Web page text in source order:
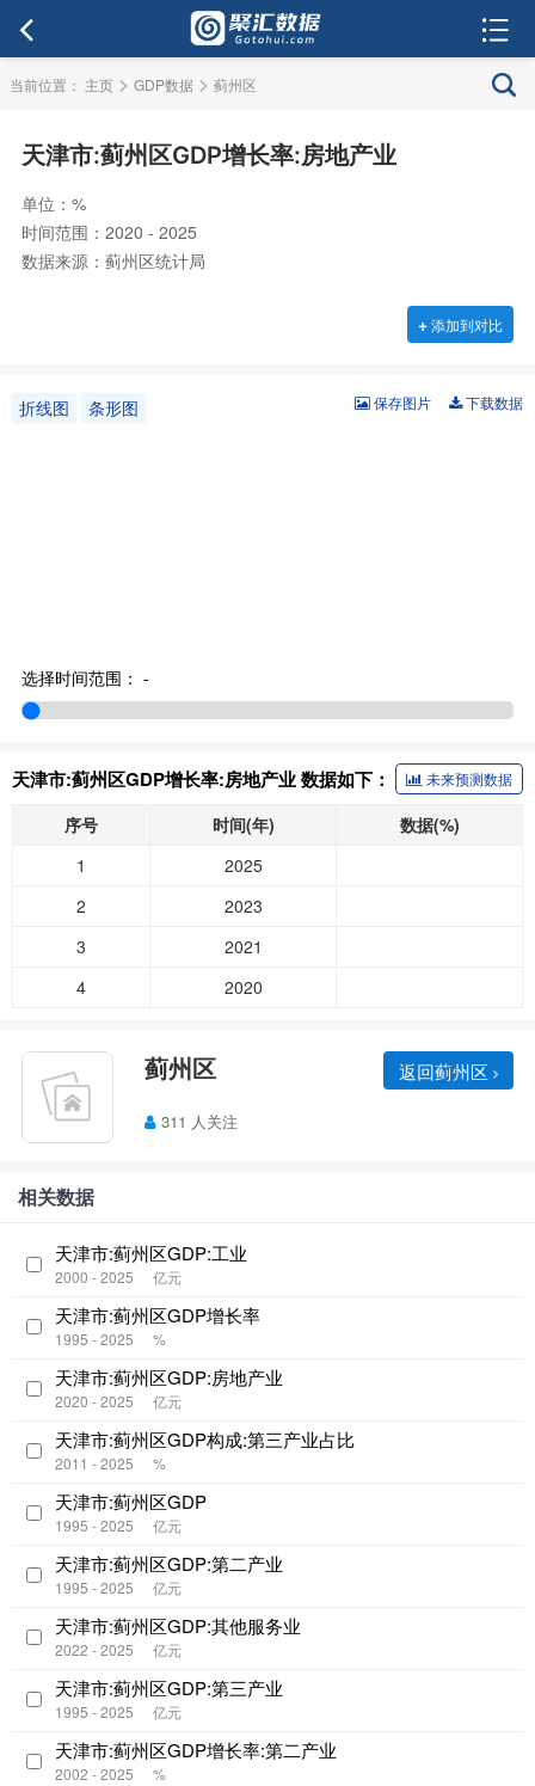
当前位置： 主页 > GDP数据 > 蓟州区
天津市:蓟州区GDP增长率:房地产业
单位：%
时间范围：2020 - 2025
数据来源：蓟州区统计局
+添加到对比
折线图 条形图 下载数据
保存图片
选择时间范围： -
天津市:蓟州区GDP增长率:房地产业 数据如下： 未来预测数据
序号 时间(年)
数据(%)
1
2025
2
2023
3
2021
4
2020
蓟州区 返回蓟州区
311 人关注
相关数据
天津市:蓟州区GDP:工业
2000 - 2025 亿元
天津市:蓟州区GDP增长率
1995 - 2025 %
天津市:蓟州区GDP:房地产业
2020 - 2025 亿元
天津市:蓟州区GDP构成:第三产业占比
2011 - 2025 %
天津市:蓟州区GDP
1995 - 2025 亿元
天津市:蓟州区GDP:第二产业
1995 - 2025 亿元
天津市:蓟州区GDP:其他服务业
2022 - 2025 亿元
天津市:蓟州区GDP:第三产业
1995 - 2025 亿元
天津市:蓟州区GDP增长率:第二产业
2002 - 2025 %